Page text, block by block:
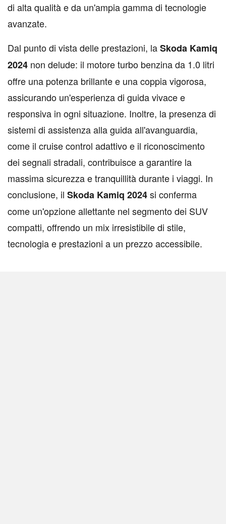
di alta qualità e da un'ampia gamma di tecnologie
avanzate.
Dal punto di vista delle prestazioni, laSkoda Kamiq
2024 non delude: il motore turbo benzina da 1.0 litri
offre una potenza brillante e una coppia vigorosa,
assicurando un'esperienza di guida vivace e
responsiva in ogni situazione. Inoltre, la presenza di
sistemi di assistenza alla guida all'avanguardia,
come il cruise control adattivo e il riconoscimento
dei segnali stradali, contribuisce a garantire la
massima sicurezza e tranquillità durante i viaggi. In
conclusione, il Skoda Kamiq 2024si conferma
come un'opzione allettante nel segmento dei SUV
compatti, offrendo un mix irresistibile di stile,
tecnologia e prestazioni a un prezzo accessibile.